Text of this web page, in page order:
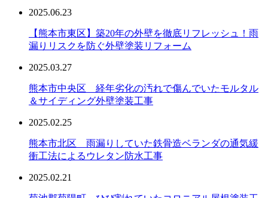
2025.06.23
【熊本市東区】築20年の外壁を徹底リフレッシュ！雨
漏りリスクを防ぐ外壁塗装リフォーム
2025.03.27
熊本市中央区 経年劣化の汚れで傷んでいたモルタル
＆サイディング外壁塗装工事
2025.02.25
熊本市北区 雨漏りしていた鉄骨造ベランダの通気緩
衝工法によるウレタン防水工事
2025.02.21